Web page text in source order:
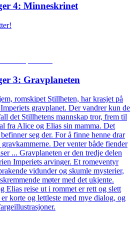
4: Minneskrinet
3: Gravplaneten
romskipet Stillheten, har krasjet på
gravplanet. Der vandrer kun de
det Stillhetens mannskap tror, frem til
fra Alice og Elias sin mamma. Det
seg der. For å finne henne drar
Der venter både fiender
... Gravplaneten er den tredje delen
Imperiets arvinger. Et romeventyr
vidunder og skumle mysterier,
møter med det ukjente.
Elias reise ut i rommet er rett og slett
korte og lettleste med mye dialog, og